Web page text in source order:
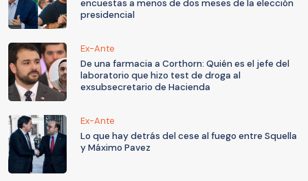
encuestas a menos de dos meses de la elección
presidencial
Ex-Ante
De una farmacia a Corthorn: Quién es el jefe del
laboratorio que hizo test de droga al
exsubsecretario de Hacienda
Ex-Ante
Lo que hay detrás del cese al fuego entre Squella
y Máximo Pavez